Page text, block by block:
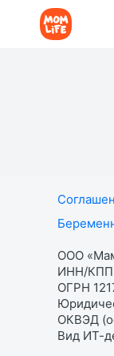
ООО
ИНН/КПП
ОГРН
ОКВЭД
Вид ИТ-